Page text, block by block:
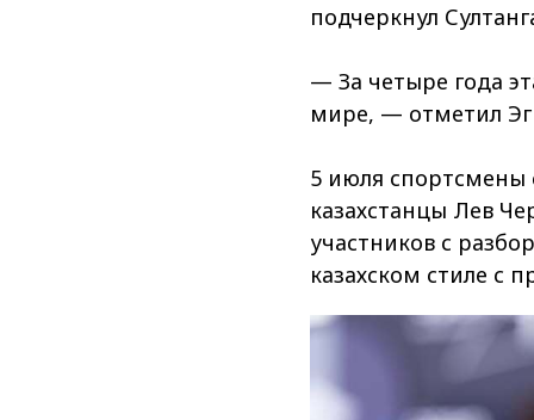
подчеркнул
— За четыре года
мире, — отметил
5 июля спортсмены
казахстанцы Лев
участников с
казахском стиле с